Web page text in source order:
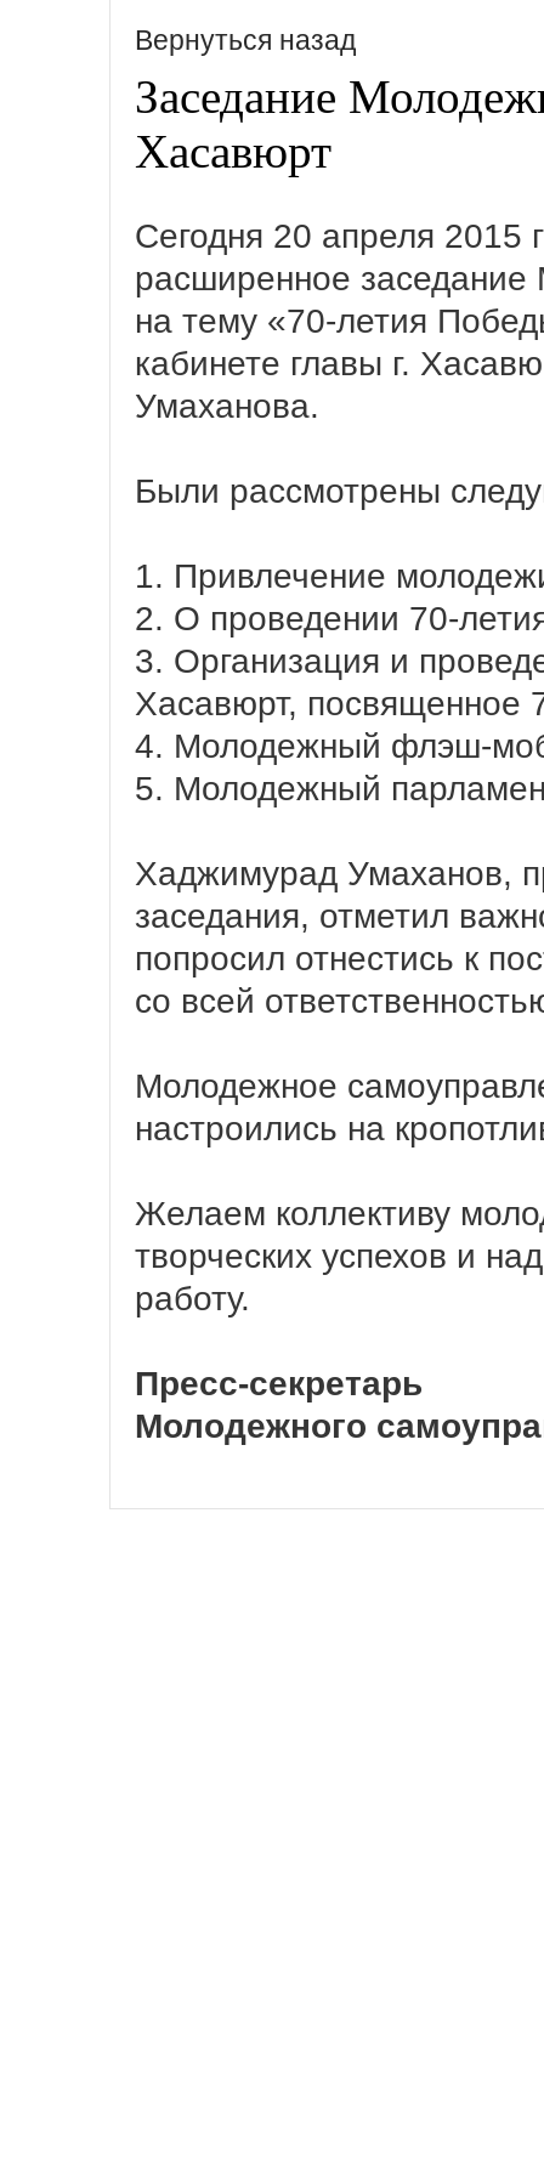
Вернуться назад
Заседание
Хасавюрт
Сегодня 20 апреля 2015
расширенное
на тему «70-летия
кабинете главы г.
Умаханова.
Были рассмотрены
1. Привлечение
2. О проведении 70-
3. Организация и
Хасавюрт, посвященное
4. Молодежный флэш-
5. Молодежный
Хаджимурад Умаханов,
заседания, отметил
попросил отнестись к
со всей
Молодежное
настроились на
Желаем коллективу
творческих успехов и
работу.
Пресс-секретарь
Молодежного